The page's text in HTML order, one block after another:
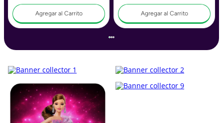
Agregar al Carrito Agregar al Carrito